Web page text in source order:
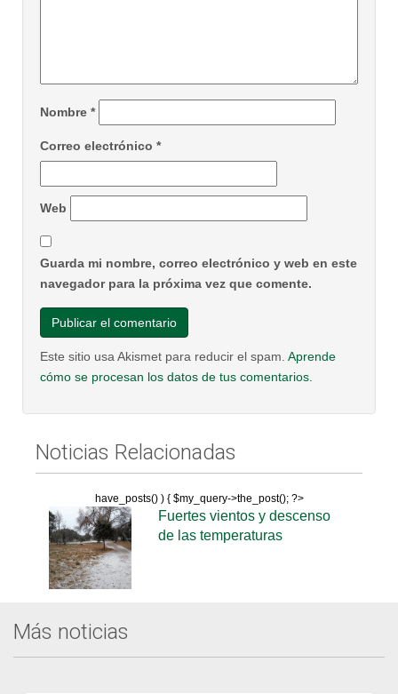
Nombre *
Correo electrónico *
Web
Guarda mi nombre, correo electrónico y web en este
navegador para la próxima vez que comente.
Este sitio usa Akismet para reducir el spam. Aprende
cómo se procesan los datos de tus comentarios.
Noticias Relacionadas
have_posts() ) { $my_query->the_post(); ?>
Fuertes vientos y descenso
de las temperaturas
Más noticias